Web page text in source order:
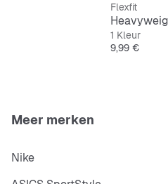
Flexfit
1 Kleur
Prijs
9,99 €
Meer merken
Nike